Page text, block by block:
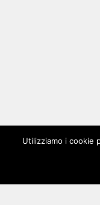
Utilizziamo i cookie